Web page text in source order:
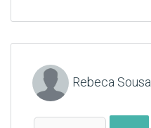
Rebeca Sousa